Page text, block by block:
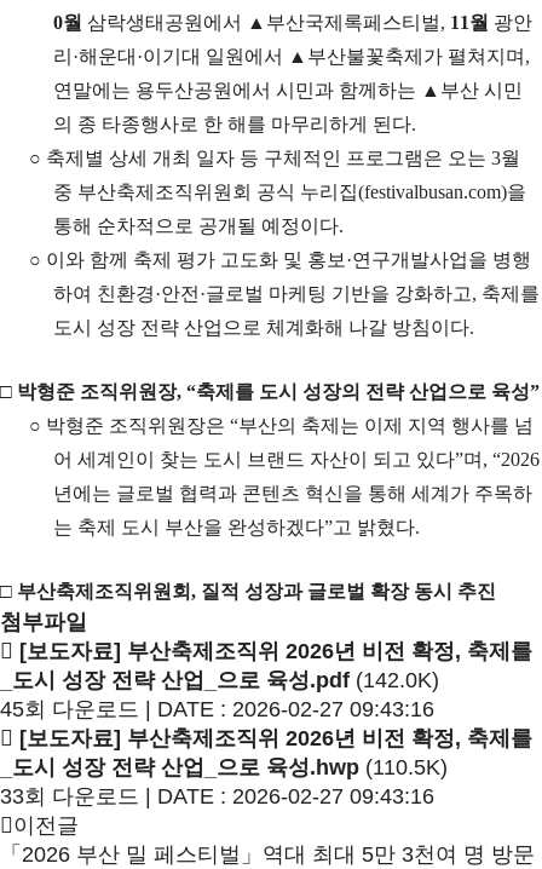
0월 삼락생태공원에서 ▲ 부산국제록페스티벌, 11월 광안
리 ·해운대 ·이기대 일원에서 ▲ 부산불꽃축제가 펼쳐지며 ,
연말에는 용두산공원에서 시민과 함께하는 ▲ 부산 시민
의 종 타종행사로 한 해를 마무리하게 된다.
○ 축제별 상세 개최 일자 등 구체적인 프로그램은 오는3월
중 부산축제조직위원회 공식 누리집(festivalbusan.com)을
통해 순차적으로 공개될 예정이다.
○ 이와 함께 축제 평가 고도화 및 홍보 ·연구개발사업을 병행
하여 친환경·안전 ·글로벌 마케팅 기반을 강화하고, 축제를
도시 성장 전략 산업으로 체계화해 나갈 방침이다.
□ 박형준 조직위원장, “축제를 도시 성장의 전략 산업으로 육성”
○ 박형준 조직위원장은“부산의 축제는 이제 지역 행사를 넘
어 세계인이 찾는 도시 브랜드 자산이 되고 있다”며 , “2026
년에는 글로벌 협력과 콘텐츠 혁신을 통해 세계가 주목하
는 축제 도시 부산을 완성하겠다”고 밝혔다.
□ 부산축제조직위원회 , 질적 성장과 글로벌 확장 동시 추진
첨부파일
[보도자료] 부산축제조직위 2026년 비전 확정, 축제를
_도시 성장 전략 산업_으로 육성.pdf (142.0K)
45회 다운로드 | DATE : 2026-02-27 09:43:16
[보도자료] 부산축제조직위 2026년 비전 확정, 축제를
_도시 성장 전략 산업_으로 육성.hwp (110.5K)
33회 다운로드 | DATE : 2026-02-27 09:43:16
이전글
「2026 부산 밀 페스티벌」역대 최대 5만 3천여 명 방문